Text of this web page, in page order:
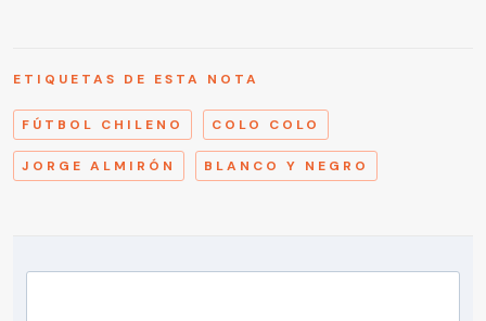
ETIQUETAS DE ESTA NOTA
FÚTBOL CHILENO COLO COLO
JORGE ALMIRÓN BLANCO Y NEGRO